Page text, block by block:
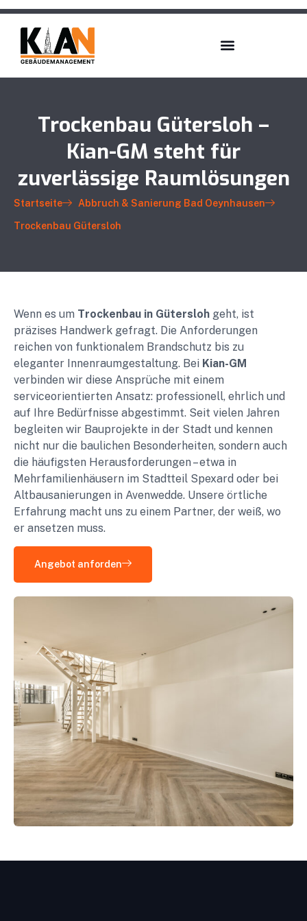
Trockenbau Gütersloh –
Kian-GM steht für
zuverlässige Raumlösungen
Startseite Abbruch & Sanierung Bad Oeynhausen
Trockenbau Gütersloh
Wenn es um Trockenbau in Gütersloh geht, ist
präzises Handwerk gefragt. Die Anforderungen
reichen von funktionalem Brandschutz bis zu
eleganter Innenraumgestaltung. Bei Kian-GM
verbinden wir diese Ansprüche mit einem
serviceorientierten Ansatz: professionell, ehrlich und
auf Ihre Bedürfnisse abgestimmt. Seit vielen Jahren
begleiten wir Bauprojekte in der Stadt und kennen
nicht nur die baulichen Besonderheiten, sondern auch
die häufigsten Herausforderungen – etwa in
Mehrfamilienhäusern im Stadtteil Spexard oder bei
Altbausanierungen in Avenwedde. Unsere örtliche
Erfahrung macht uns zu einem Partner, der weiß, wo
er ansetzen muss.
Angebot anforden